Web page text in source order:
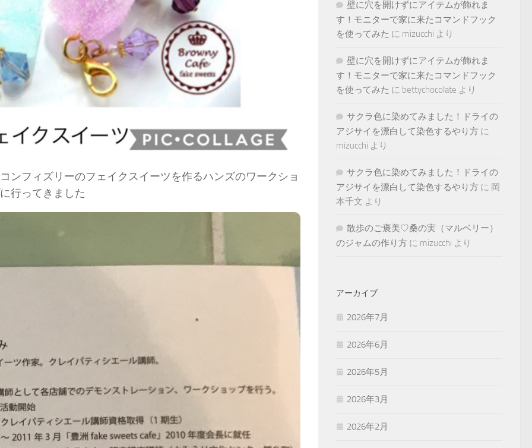
ンフィズリーのフェイクスイーツを作るハンズのワークショ
行ってきました
壁に穴を開けずにアイテムが飾れま
す！モニターで家に来たコマンドフック
を使ってみた に mizucchi より
壁に穴を開けずにアイテムが飾れま
す！モニターで家に来たコマンドフック
を使ってみた に bettychocolate より
サクラ色に染めてみました！ドライの
アジサイを漂白して染色するやり方 に
mizucchi より
サクラ色に染めてみました！ドライの
アジサイを漂白して染色するやり方 に 岡
本千文 より
散歩のご褒美♡桑の実（マルベリー）
のジャムの作り方 に mizucchi より
アーカイブ
2026年7月
2026年6月
2026年5月
2026年3月
2026年2月